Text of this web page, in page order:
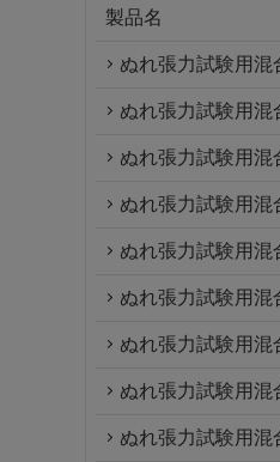
製品名
ぬれ張力試験用混
ぬれ張力試験用混
ぬれ張力試験用混
ぬれ張力試験用混
ぬれ張力試験用混
ぬれ張力試験用混
ぬれ張力試験用混
ぬれ張力試験用混
ぬれ張力試験用混